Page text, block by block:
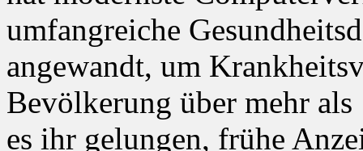
umfangreiche
angewandt, um
Bevölkerung über mehr
es ihr gelungen, frühe